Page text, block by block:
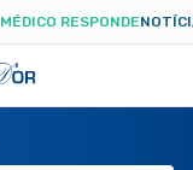
MÉDICO RESPONDE